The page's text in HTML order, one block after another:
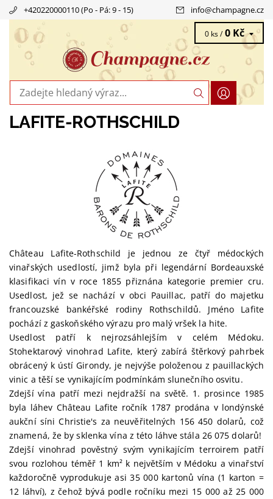
+420220000110 (Po - Pá: 9 - 15) info@champagne.cz
0 ks / 0 Kč
LAFITE-ROTHSCHILD
Château Lafite-Rothschild je jednou ze čtyř médockých
vinařských usedlostí, jimž byla při legendární Bordeauxské
klasifikaci vín v roce 1855 přiznána kategorie premier cru.
Usedlost, jež se nachází v obci Pauillac, patří do majetku
francouzské bankéřské rodiny Rothschildů. Jméno Lafite
pochází z gaskoňského výrazu pro malý vršek la hite.
Usedlost patří k nejrozsáhlejším v celém Médoku.
Stohektarový vinohrad Lafite, který zabírá štěrkový pahrbek
obrácený k ústí Girondy, je nejvýše položenou z pauillackých
vinic a těší se vynikajícím podmínkám slunečního osvitu.
Zdejší vína patří mezi nejdražší na světě. 1. prosince 1985
byla láhev Château Lafite ročník 1787 prodána v londýnské
aukční síni Christie's za neuvěřitelných 156 450 dolarů, což
znamená, že by sklenka vína z této láhve stála 26 075 dolarů!
Zdejší vinohrad pověstný svým vynikajícím terroirem patří
svou rozlohou téměř 1 km² k největším v Médoku a vinařství
každoročně vyprodukuje asi 35 000 kartonů vína (1 karton =
12 láhví), z čehož bývá podle ročníku mezi 15 000 až 25 000